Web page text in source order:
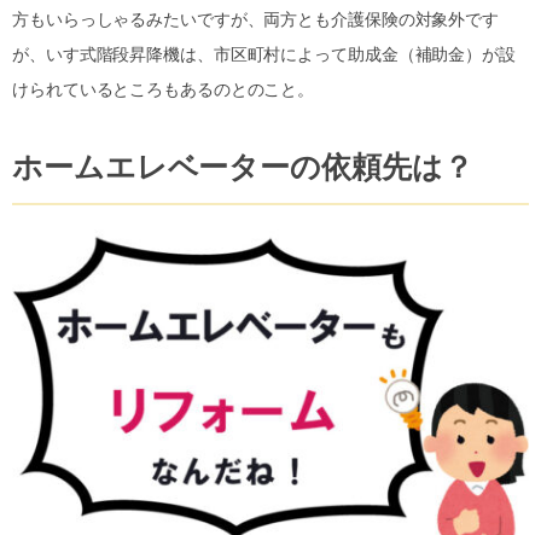
方もいらっしゃるみたいですが、両方とも介護保険の対象外です
が、いす式階段昇降機は、市区町村によって助成金（補助金）が設
けられているところもあるのとのこと。
ホームエレベーターの依頼先は？